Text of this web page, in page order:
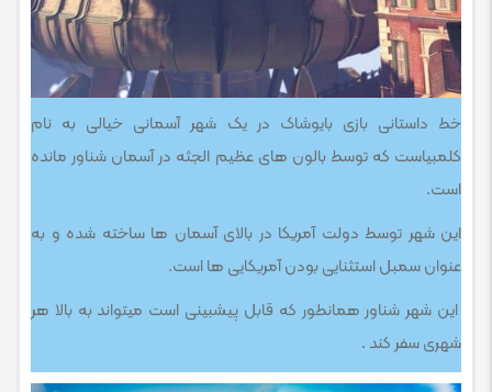
خط داستانی بازی بایوشاک در یک شهر آسمانی خیالی به نام
کلمبیاست که توسط بالون های عظیم الجثه در آسمان شناور مانده
است.
این شهر توسط دولت آمریکا در بالای آسمان ها ساخته شده و به
عنوان سمبل استثنایی بودن آمریکایی ها است.
این شهر شناور همانطور که قابل پیشبینی است میتواند به بالا هر
شهری سفر کند .